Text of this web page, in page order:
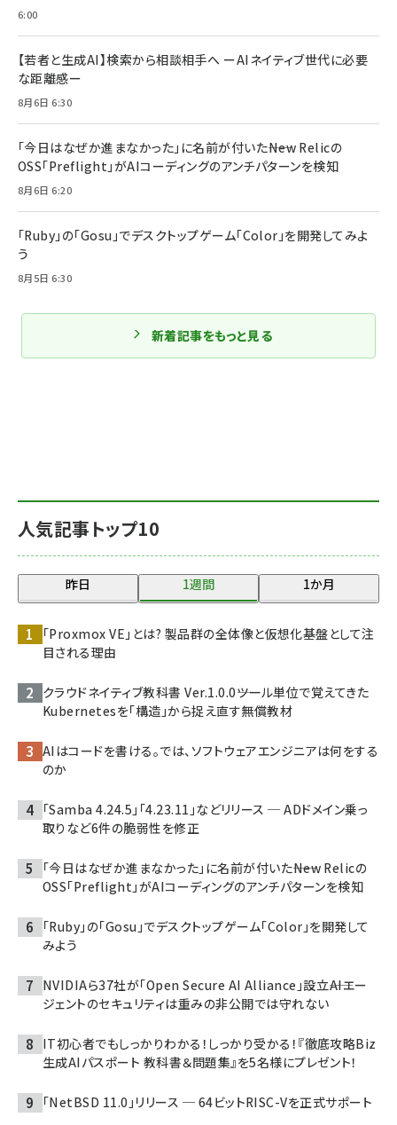
人気記事トップ10
昨日 1週間 1か月
「Proxmox VE」とは? 製品群の全体像と仮想化基盤として注
目される理由
クラウドネイティブ教科書 Ver.1.0.0――ツール単位で覚えてきた
Kubernetesを「構造」から捉え直す無償教材
AIはコードを書ける。では、ソフトウェアエンジニアは何をする
のか
「Samba 4.24.5」「4.23.11」などリリース ─ ADドメイン乗っ
取りなど6件の脆弱性を修正
「今日はなぜか進まなかった」に名前が付いた――New Relicの
OSS「Preflight」がAIコーディングのアンチパターンを検知
「Ruby」の「Gosu」でデスクトップゲーム「Color」を開発して
みよう
NVIDIAら37社が「Open Secure AI Alliance」設立――AIエー
ジェントのセキュリティは重みの非公開では守れない
IT初心者でもしっかりわかる！しっかり受かる！『徹底攻略Biz
生成AIパスポート 教科書＆問題集』を5名様にプレゼント！
「NetBSD 11.0」リリース ─ 64ビットRISC-Vを正式サポート
6:00
【若者と生成AI】検索から相談相手へ ーAIネイティブ世代に必要
な距離感ー
8月6日 6:30
「今日はなぜか進まなかった」に名前が付いた――New Relicの
OSS「Preflight」がAIコーディングのアンチパターンを検知
8月6日 6:20
「Ruby」の「Gosu」でデスクトップゲーム「Color」を開発してみよ
う
8月5日 6:30
新着記事をもっと見る